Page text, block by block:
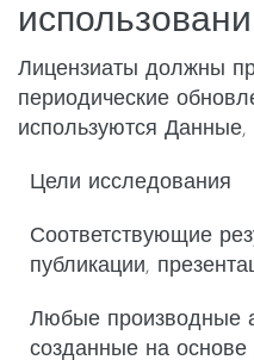
Лицензиаты должны
периодические
используются Данные,
Цели исследования
Соответствующие
публикации,
Любые производные
созданные на